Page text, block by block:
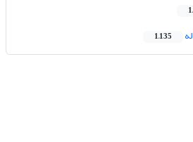
1,135